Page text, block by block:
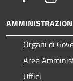
Organi di
Aree
Uffici